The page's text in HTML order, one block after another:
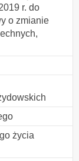
r. do
o zmianie
życia